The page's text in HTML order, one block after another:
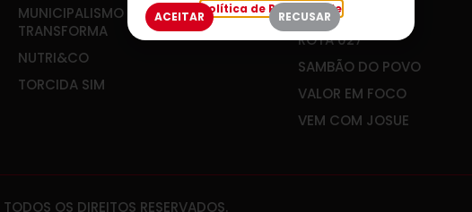
MUNICIPALISMO QUE
TRANSFORMA
NUTRI&CO
TORCIDA SIM
RADAR SOCIAL
ROTA 027
SAMBÃO DO POVO
VALOR EM FOCO
VEM COM JOSUE
TODOS OS DIREITOS RESERVADOS.
Política de Privacidade
ACEITAR RECUSAR